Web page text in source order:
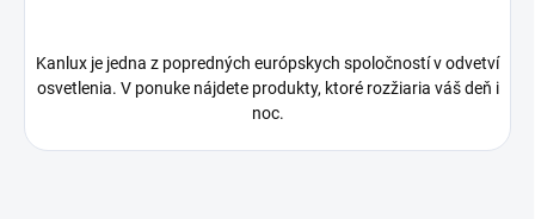
Kanlux je jedna z popredných európskych spoločností v odvetví
osvetlenia. V ponuke nájdete produkty, ktoré rozžiaria váš deň i
noc.